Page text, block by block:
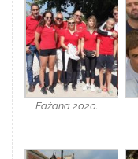
Fažana 2020.